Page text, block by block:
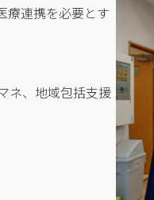
療連携を必要とす
ネ、地域包括支援